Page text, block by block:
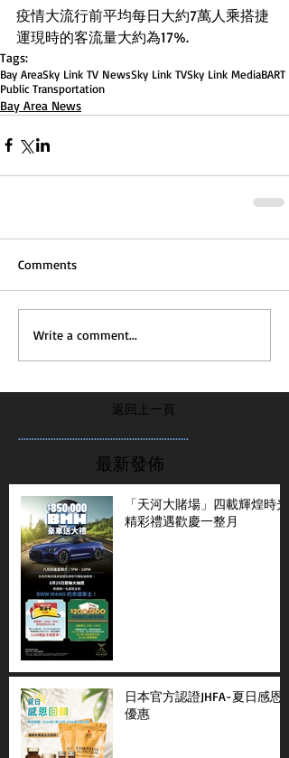
疫情大流行前平均每日大約7萬人乘搭捷
運現時的客流量大約為17%.
Tags:
Bay AreaSky Link TV NewsSky Link TVSky Link MediaBART
Public Transportation
Bay Area News
Comments
Write a comment...
返回上一頁
...............................................................
最新發佈
「天河大賭場」四載輝煌時光
精彩禮遇歡慶一整月
日本官方認證JHFA-夏日感恩
優惠